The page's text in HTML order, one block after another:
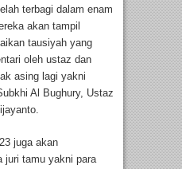
terbagi dalam enam
akan tampil
tausiyah yang
oleh ustaz dan
asing lagi yakni
Al Bughury, Ustaz
juga akan
juri tamu yakni para